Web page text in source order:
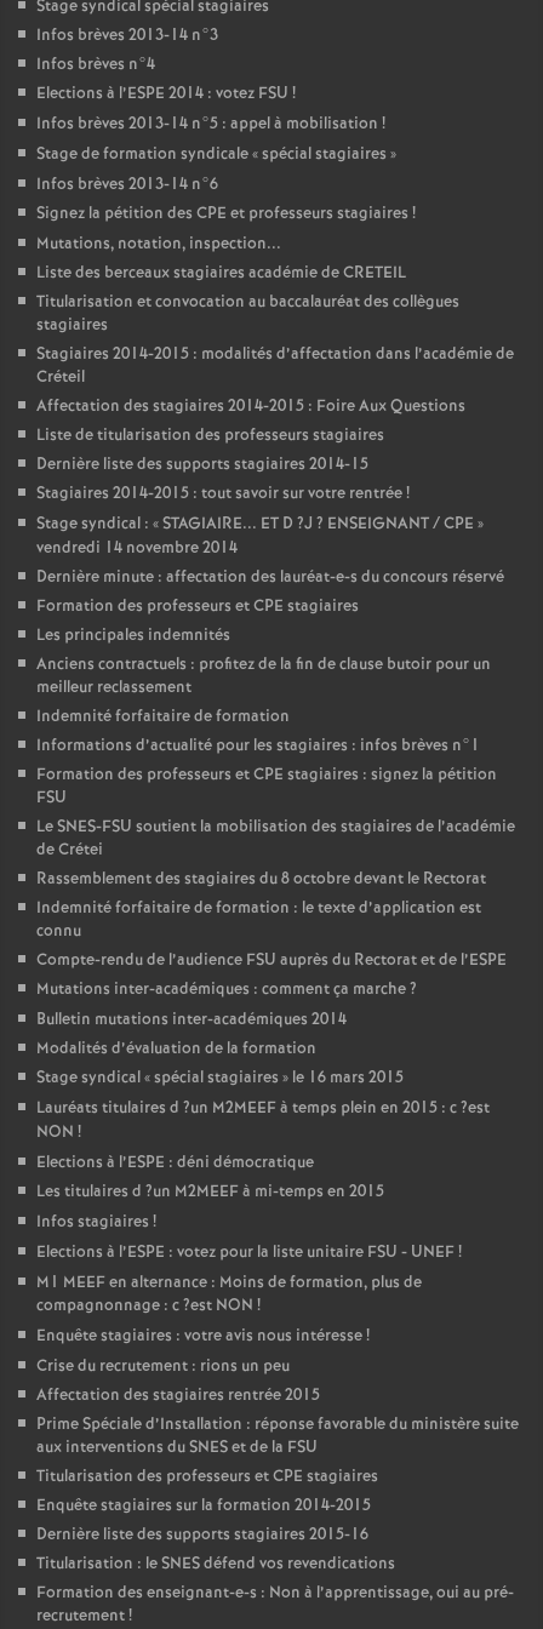
Stage syndical spécial stagiaires
Infos brèves 2013-14 n°3
Infos brèves n°4
Elections à l’ESPE 2014 : votez FSU !
Infos brèves 2013-14 n°5 : appel à mobilisation !
Stage de formation syndicale «spécial stagiaires »
Infos brèves 2013-14 n°6
Signez la pétition des CPE et professeurs stagiaires !
Mutations, notation, inspection...
Liste des berceaux stagiaires académie deCRETEIL
Titularisation et convocation au baccalauréat des collègues
stagiaires
Stagiaires 2014-2015 : modalités d’affectation dans l’académie de
Créteil
Affectation des stagiaires 2014-2015 : Foire Aux Questions
Liste de titularisation des professeurs stagiaires
Dernière liste des supports stagiaires 2014-15
Stagiaires 2014-2015 : tout savoir sur votre rentrée!
Stage syndical : «STAGIAIRE... ET D ?J ? ENSEIGNANT/CPE »
vendredi 14 novembre 2014
Dernière minute : affectation des lauréat-e-s du concours réservé
Formation des professeurs etCPE stagiaires
Les principales indemnités
Anciens contractuels : profitez de la fin de clause butoir pour un
meilleur reclassement
Indemnité forfaitaire de formation
Informations d’actualité pour les stagiaires : infos brèves n°1
Formation des professeurs etCPE stagiaires : signez la pétition
FSU
LeSNES-FSU soutient la mobilisation des stagiaires de l’académie
de Crétei
Rassemblement des stagiaires du 8 octobre devant le Rectorat
Indemnité forfaitaire de formation : le texte d’application est
connu
Compte-rendu de l’audience FSU auprès du Rectorat et de l’ESPE
Mutations inter-académiques : comment ça marche?
Bulletin mutations inter-académiques 2014
Modalités d’évaluation de la formation
Stage syndical «spécial stagiaires » le 16 mars 2015
Lauréats titulaires d ?un M2MEEFà temps plein en 2015 : c?est
NON !
Elections à l’ESPE : déni démocratique
Les titulaires d ?un M2MEEFà mi-temps en 2015
Infos stagiaires !
Elections à l’ESPE : votez pour la liste unitaire FSU - UNEF!
M1 MEEFen alternance : Moins de formation, plus de
compagnonnage : c?est NON !
Enquête stagiaires : votre avis nous intéresse!
Crise du recrutement : rions un peu
Affectation des stagiaires rentrée 2015
Prime Spéciale d’Installation : réponse favorable du ministère suite
aux interventions duSNESet de la FSU
Titularisation des professeurs etCPE stagiaires
Enquête stagiaires sur la formation 2014-2015
Dernière liste des supports stagiaires 2015-16
Titularisation : leSNESdéfend vos revendications
Formation des enseignant-e-s : Non à l’apprentissage, oui au pré-
recrutement!